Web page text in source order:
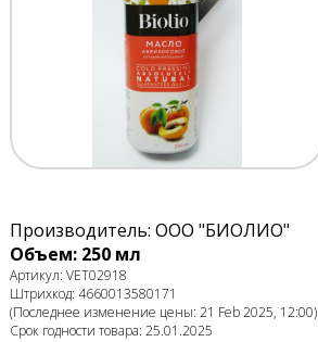
Производитель: ООО "БИОЛИО"
Объем: 250 мл
Артикул: VET02918
Штрихкод: 4660013580171
(Последнее изменение цены: 21 Feb 2025, 12:00)
Срок годности товара: 25.01.2025